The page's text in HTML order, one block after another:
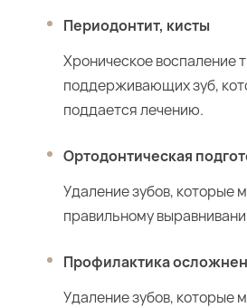
Периодонтит, кисты
Хроническое воспаление
поддерживающих зуб,
поддается лечению.
Ортодонтическая
Удаление зубов, которые
правильному
Профилактика
Удаление зубов, которые